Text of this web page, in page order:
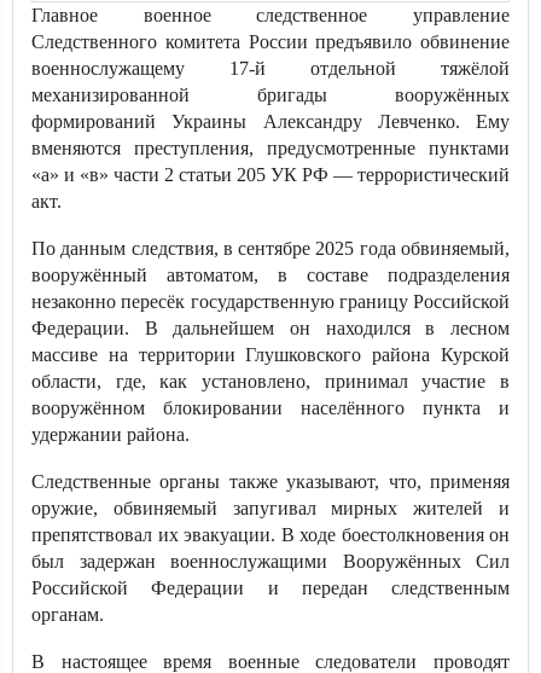
Главное военное следственное управление
Следственного комитета России предъявило обвинение
военнослужащему 17-й отдельной тяжёлой
механизированной бригады вооружённых
формирований Украины Александру Левченко. Ему
вменяются преступления, предусмотренные пунктами
«а» и «в» части 2 статьи 205 УК РФ — террористический
акт.
По данным следствия, в сентябре 2025 года обвиняемый,
вооружённый автоматом, в составе подразделения
незаконно пересёк государственную границу Российской
Федерации. В дальнейшем он находился в лесном
массиве на территории Глушковского района Курской
области, где, как установлено, принимал участие в
вооружённом блокировании населённого пункта и
удержании района.
Следственные органы также указывают, что, применяя
оружие, обвиняемый запугивал мирных жителей и
препятствовал их эвакуации. В ходе боестолкновения он
был задержан военнослужащими Вооружённых Сил
Российской Федерации и передан следственным
органам.
В настоящее время военные следователи проводят